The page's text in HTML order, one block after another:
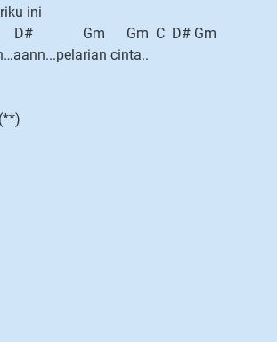
ini
Gm Gm C D# Gm
cinta..